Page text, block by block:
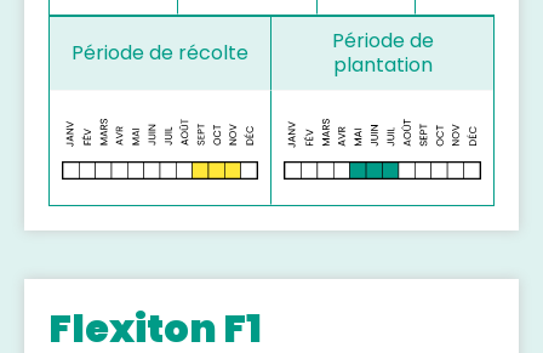
Période de récolte
Période de
plantation
Flexiton F1